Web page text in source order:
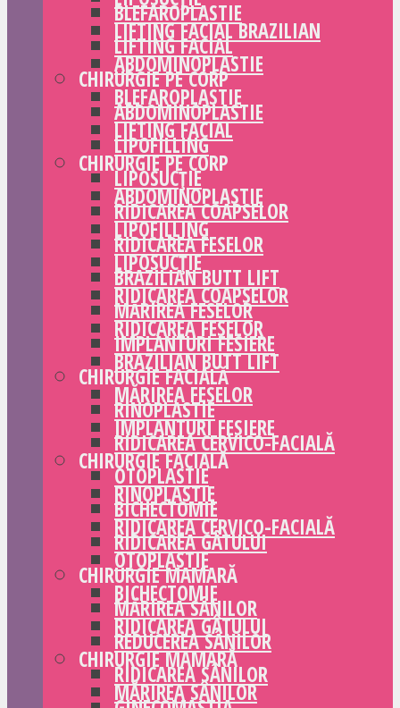
BLEFAROPLASTIE
LIFTING FACIAL
CHIRURGIE PE CORP
ABDOMINOPLASTIE
LIPOFILLING
LIPOSUCȚIE
RIDICAREA COAPSELOR
RIDICAREA FESELOR
BRAZILIAN BUTT LIFT
MĂRIREA FESELOR
IMPLANTURI FESIERE
CHIRURGIE FACIALĂ
RINOPLASTIE
RIDICAREA CERVICO-FACIALĂ
OTOPLASTIE
BICHECTOMIE
RIDICAREA GÂTULUI
CHIRURGIE MAMARĂ
MĂRIREA SÂNILOR
REDUCEREA SÂNILOR
RIDICAREA SÂNILOR
LIFTING FACIAL BRAZILIAN
ABDOMINOPLASTIE
BLEFAROPLASTIE
LIFTING FACIAL
CHIRURGIE PE CORP
ABDOMINOPLASTIE
LIPOFILLING
LIPOSUCȚIE
RIDICAREA COAPSELOR
RIDICAREA FESELOR
BRAZILIAN BUTT LIFT
MĂRIREA FESELOR
IMPLANTURI FESIERE
CHIRURGIE FACIALĂ
RINOPLASTIE
RIDICAREA CERVICO-FACIALĂ
OTOPLASTIE
BICHECTOMIE
RIDICAREA GÂTULUI
CHIRURGIE MAMARĂ
MĂRIREA SÂNILOR